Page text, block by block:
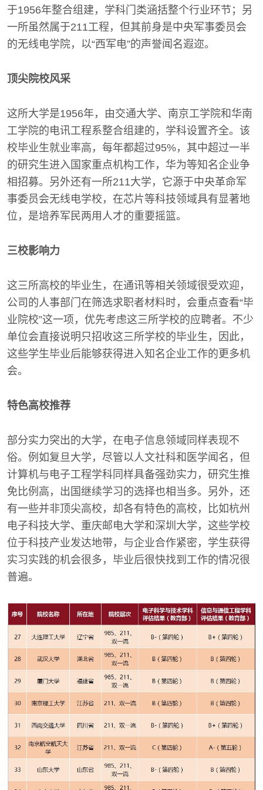
于1956年整合组建，学科门类涵括整个行业环节；另
一所虽然属于211工程，但其前身是中央军事委员会
的无线电学院，以“西军电”的声誉闻名遐迩。
顶尖院校风采
这所大学是1956年，由交通大学、南京工学院和华南
工学院的电讯工程系整合组建的，学科设置齐全。该
校毕业生就业率高，每年都超过95%，其中超过一半
的研究生进入国家重点机构工作，华为等知名企业争
相招募。另外还有一所211大学，它源于中央革命军
事委员会无线电学校，在芯片等科技领域具有显著地
位，是培养军民两用人才的重要摇篮。
三校影响力
这三所高校的毕业生，在通讯等相关领域很受欢迎，
公司的人事部门在筛选求职者材料时，会重点查看“毕
业院校”这一项，优先考虑这三所学校的应聘者。不少
单位会直接说明只招收这三所学校的毕业生，因此，
这些学生毕业后能够获得进入知名企业工作的更多机
会。
特色高校推荐
部分实力突出的大学，在电子信息领域同样表现不
俗。例如复旦大学，尽管以人文社科和医学闻名，但
计算机与电子工程学科同样具备强劲实力，研究生推
免比例高，出国继续学习的选择也相当多。另外，还
有一些并非顶尖高校，却各有特色的高校，比如杭州
电子科技大学、重庆邮电大学和深圳大学，这些学校
位于科技产业发达地带，与企业合作紧密，学生获得
实习实践的机会很多，毕业后很快找到工作的情况很
普遍。